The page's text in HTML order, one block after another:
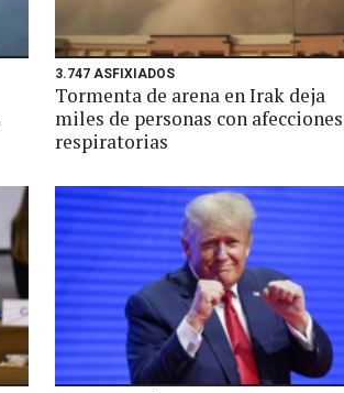
3.747 ASFIXIADOS
Tormenta de arena en Irak deja
miles de personas con afecciones
respiratorias